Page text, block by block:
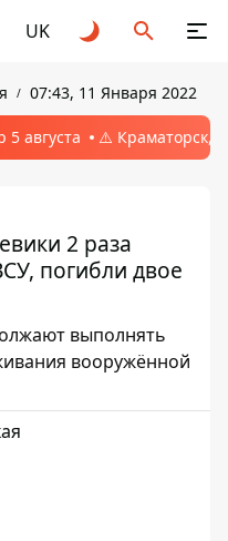
UK
07:43, 11 Января 2022
5 августа ⚠️ Краматорск,
2 раза
погибли двое
выполнять
вооружённой